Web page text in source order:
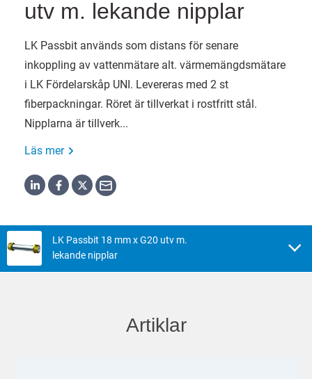
utv m. lekande nipplar
LK Passbit används som distans för senare
inkoppling av vattenmätare alt. värmemängdsmätare
i LK Fördelarskåp UNI. Levereras med 2 st
fiberpackningar. Röret är tillverkat i rostfritt stål.
Nipplarna är tillverk...
Läs mer
LK Passbit 18 mm x G20 utv m.
lekande nipplar
Artiklar